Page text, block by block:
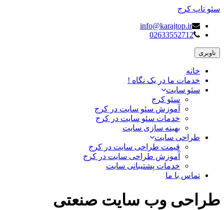
سئو تاپ کرج
info@karajtop.ir
02633552712
ناوبری
خانه
خدمات ما در یک نگاه !
سئو سایت
سئو کرج
آموزش سئو سایت در کرج
خدمات سئو سایت در کرج
بهینه سازی سایت
طراحی سایت
قیمت طراحی سایت در کرج
آموزش طراحی سایت در کرج
خدمات پشتیبانی سایت
تماس با ما
طراحی وب سایت صنعتی